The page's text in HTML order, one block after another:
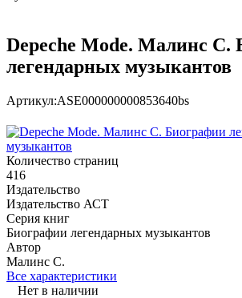
Depeche Mode. Малинс С.
легендарных музыкантов
Артикул:ASE000000000853640bs
Количество страниц
416
Издательство
Издательство АСТ
Серия книг
Биографии легендарных музыкантов
Автор
Малинс С.
Все характеристики
Нет в наличии